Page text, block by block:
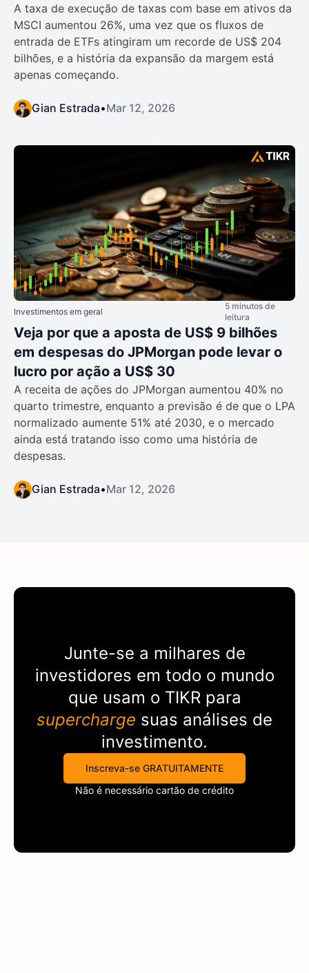
A taxa de execução de taxas com base em ativos da
MSCI aumentou 26%, uma vez que os fluxos de
entrada de ETFs atingiram um recorde de US$ 204
bilhões, e a história da expansão da margem está
apenas começando.
Gian Estrada•Mar 12, 2026
Investimentos em geral
5 minutos de
leitura
Veja por que a aposta de US$ 9 bilhões
em despesas do JPMorgan pode levar o
lucro por ação a US$ 30
A receita de ações do JPMorgan aumentou 40% no
quarto trimestre, enquanto a previsão é de que o LPA
normalizado aumente 51% até 2030, e o mercado
ainda está tratando isso como uma história de
despesas.
Gian Estrada•Mar 12, 2026
Junte-se a milhares de
investidores em todo o mundo
que usam o TIKR para
supercharge suas análises de
investimento.
Inscreva-se GRATUITAMENTE
Não é necessário cartão de crédito